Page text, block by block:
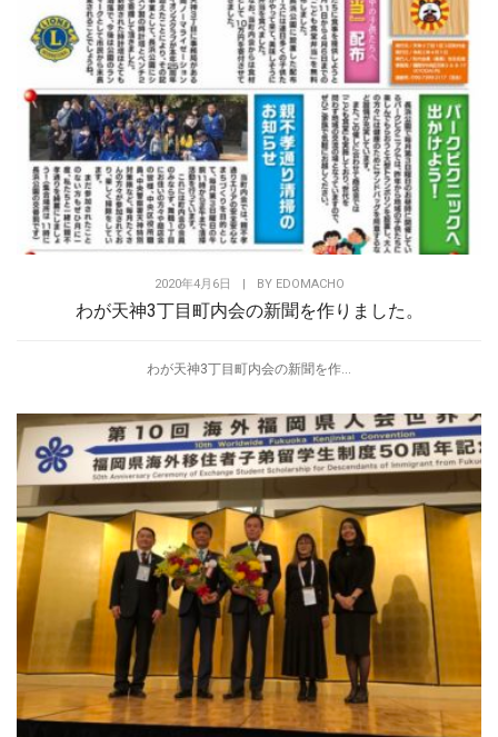
2020年4月6日 BY EDOMACHO
わが天神3丁目町内会の新聞を作りました。
わが天神3丁目町内会の新聞を作...